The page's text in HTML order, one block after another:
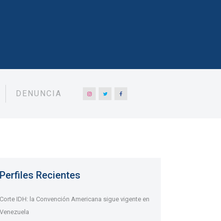
DENUNCIA
Perfiles Recientes
Corte IDH: la Convención Americana sigue vigente en
Venezuela